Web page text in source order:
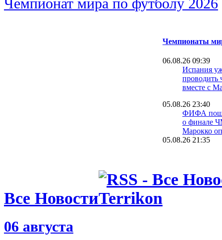
Чемпионаты
06.08.26 09:39
Испания
проводить
вместе с
05.08.26 23:40
ФИФА
о финале
Марокко
05.08.26 21:35
обмен на
Все Новости
06 августа